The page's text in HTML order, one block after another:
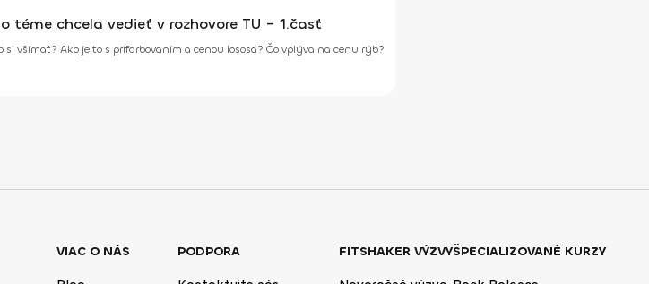
téme chcela vedieť v rozhovore TU – 1.časť
všímať? Ako je to s prifarbovaním a cenou lososa? Čo vplýva na cenu rýb?
VIAC O NÁS
PODPORA
FITSHAKER VÝZVYŠPECIALIZOVANÉ KURZY